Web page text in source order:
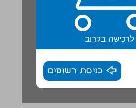
לרכישה בקרוב
כניסת רשומים